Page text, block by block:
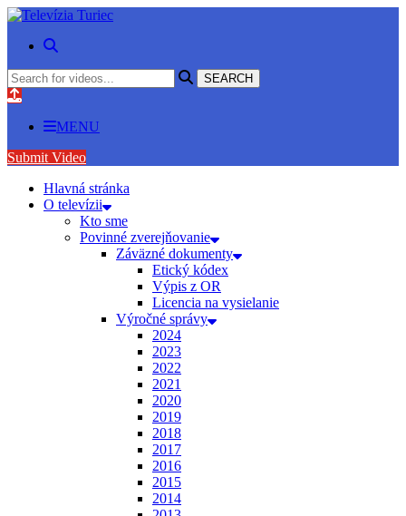
MENU
Submit Video
Hlavná stránka
O televízii
Kto sme
Povinné zverejňovanie
Záväzné dokumenty
Etický kódex
Výpis z OR
Licencia na vysielanie
Výročné správy
2024
2023
2022
2021
2020
2019
2018
2017
2016
2015
2014